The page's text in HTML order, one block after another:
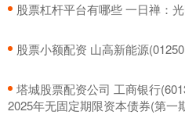
股票杠杆平台有哪些 一日禅：
股票小额配资 山高新能源
塔城股票配资公司 工商银行
2025年无固定期限资本债券(第一